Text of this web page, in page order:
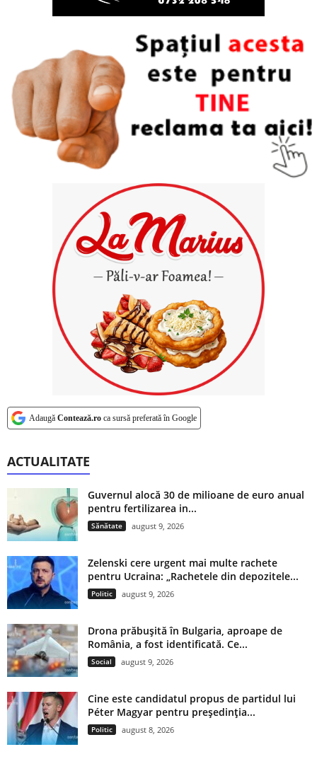
Adaugă Contează.ro ca sursă preferată în Google
ACTUALITATE
Guvernul alocă 30 de milioane de euro anual
pentru fertilizarea in...
Sănătate august 9, 2026
Zelenski cere urgent mai multe rachete
pentru Ucraina: „Rachetele din depozitele...
Politic august 9, 2026
Drona prăbușită în Bulgaria, aproape de
România, a fost identificată. Ce...
Social august 9, 2026
Cine este candidatul propus de partidul lui
Péter Magyar pentru președinția...
Politic august 8, 2026